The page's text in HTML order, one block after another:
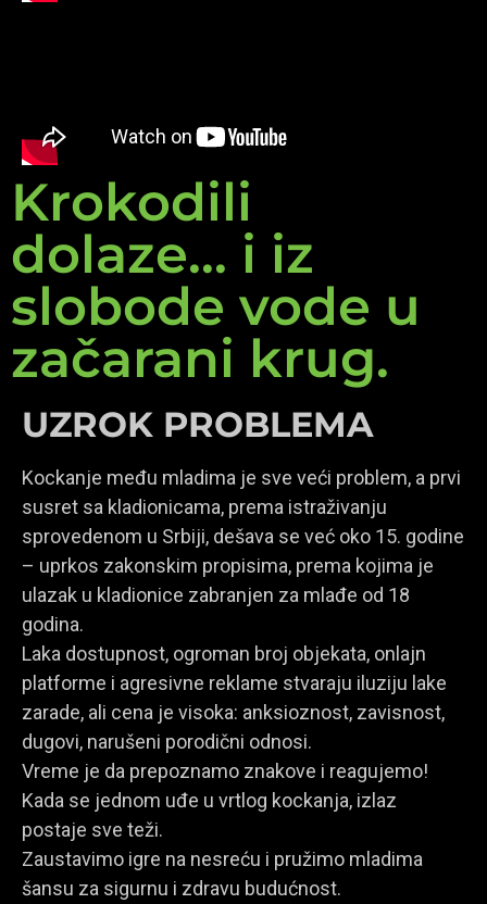
Krokodili
dolaze... i iz
slobode vode u
začarani krug.
UZROK PROBLEMA
Kockanje među mladima je sve veći problem, a prvi
susret sa kladionicama, prema istraživanju
sprovedenom u Srbiji, dešava se već oko 15. godine
– uprkos zakonskim propisima, prema kojima je
ulazak u kladionice zabranjen za mlađe od 18
godina.
Laka dostupnost, ogroman broj objekata, onlajn
platforme i agresivne reklame stvaraju iluziju lake
zarade, ali cena je visoka: anksioznost, zavisnost,
dugovi, narušeni porodični odnosi.
Vreme je da prepoznamo znakove i reagujemo!
Kada se jednom uđe u vrtlog kockanja, izlaz
postaje sve teži.
Zaustavimo igre na nesreću i pružimo mladima
šansu za sigurnu i zdravu budućnost.